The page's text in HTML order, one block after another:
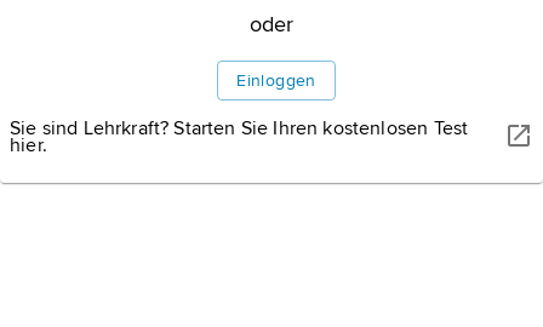
oder
Einloggen
Sie sind Lehrkraft? Starten Sie Ihren kostenlosen Test
hier.